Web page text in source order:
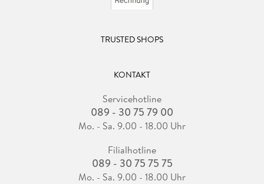
TRUSTED SHOPS
KONTAKT
Servicehotline
089 - 30 75 79 00
Mo. - Sa. 9.00 - 18.00 Uhr
Filialhotline
089 - 30 75 75 75
Mo. - Sa. 9.00 - 18.00 Uhr